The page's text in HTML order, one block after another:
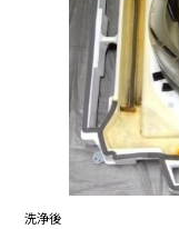
洗浄後